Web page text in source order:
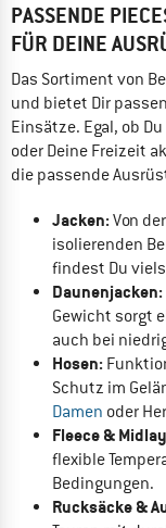
PASSENDE
FÜR DEINE
Das Sortiment von
und bietet Dir
Einsätze. Egal, ob
oder Deine Freizeit
die passende
Jacken:Von
isolierenden
findest Du
Daunenjacken:
Gewicht sorgt
auch bei
Hosen:
Schutz im
Damen oder
Fleece &
flexible
Bedingungen.
Rucksäcke &